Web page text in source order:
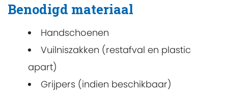
Benodigd materiaal
Handschoenen
Vuilniszakken (restafval en plastic
apart)
Grijpers (indien beschikbaar)